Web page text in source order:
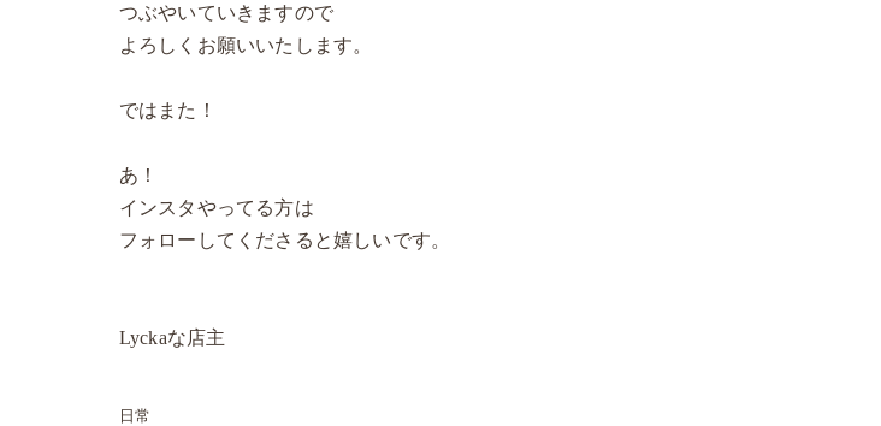
つぶやいていきますので
よろしくお願いいたします。
ではまた！
あ！
インスタやってる方は
フォローしてくださると嬉しいです。
Lyckaな店主
日常